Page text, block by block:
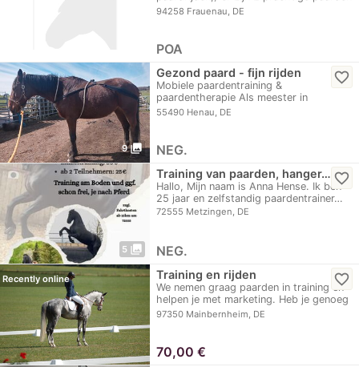
op het terrein
94258 Frauenau, DE
POA
9 photo_library
Gezond paard - fijn rijden
Mobiele paardentraining &
paardentherapie Als meester in
paardenmanagement en…
55490 Henau, DE
favorite_border
NEG.
5 photo_library
Training van paarden, hanger…
Hallo, Mijn naam is Anna Hense. Ik ben
25 jaar en zelfstandig paardentrainer…
72555 Metzingen, DE
favorite_border
NEG.
Recently online Training en rijden
We nemen graag paarden in training en
helpen je met marketing. Heb je genoeg
van de…
97350 Mainbernheim, DE
favorite_border
70,00 €